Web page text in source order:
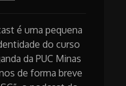
é uma pequena
do curso
da PUC Minas
de forma breve